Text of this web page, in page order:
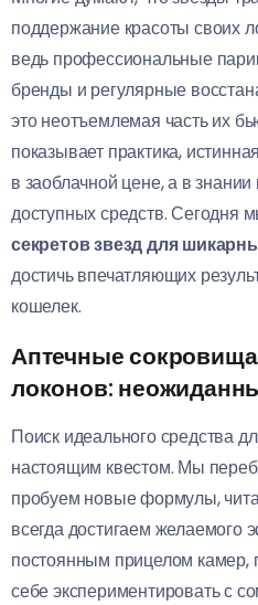
поддержание красоты своих
ведь профессиональные
бренды и регулярные
это неотъемлемая часть их
показывает практика,
в заоблачной цене, а в
доступных средств. Сегодня
секретов звезд для
достичь впечатляющих
кошелек.
Аптечные
локонов:
Поиск идеального средства
настоящим квестом. Мы
пробуем новые формулы,
всегда достигаем желаемого
постоянным прицелом камер,
себе экспериментировать с